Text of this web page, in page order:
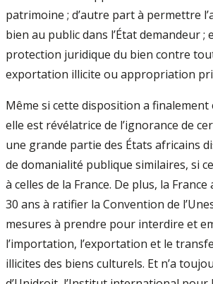
patrimoine ; d’autre part à permettre
bien au public dans l’État demandeur ;
protection juridique du bien contre
exportation illicite ou appropriation
Même si cette disposition a finalement
elle est révélatrice de l’ignorance de
une grande partie des États africains
de domanialité publique similaires, si
à celles de la France. De plus, la
30 ans à ratifier la Convention de
mesures à prendre pour interdire et
l’importation, l’exportation et le
illicites des biens culturels. Et n’a